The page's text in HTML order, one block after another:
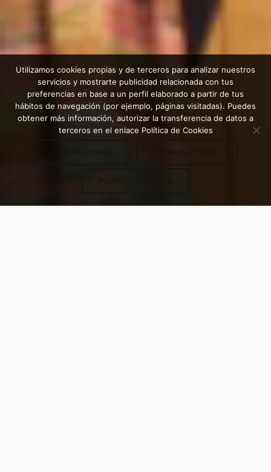
Utilizamos cookies propias y de terceros para analizar nuestros
servicios y mostrarte publicidad relacionada con tus
preferencias en base a un perfil elaborado a partir de tus
hábitos de navegación (por ejemplo, páginas visitadas). Puedes
obtener más información, autorizar la transferencia de datos a
terceros en el enlace Política de Cookies
RECHAZAR COOKIES